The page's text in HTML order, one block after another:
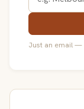
Just an email —